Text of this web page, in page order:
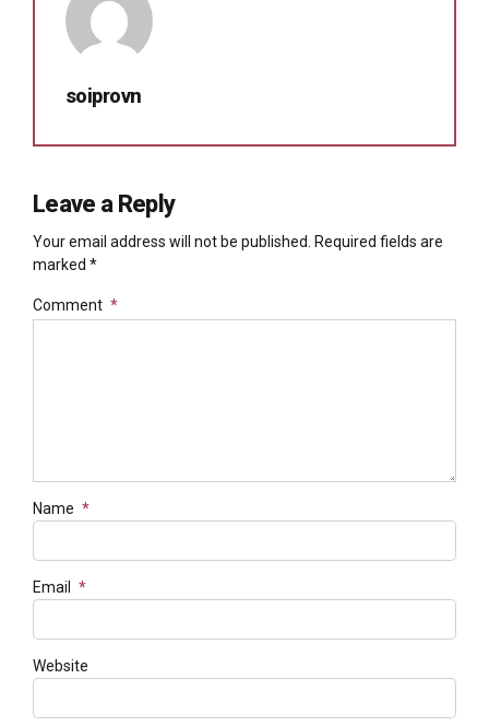
soiprovn
Leave a Reply
Your email address will not be published. Required fields are
marked *
Comment *
Name *
Email *
Website